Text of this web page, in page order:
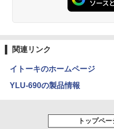
【2026年ア
るーとゅー
セリング 自
見知らぬ糸
￥1,112
] [ 水 ] [ ペッ
] [ 水分補給 ]
￥572
関連リンク
イトーキのホームページ
YLU-690の製品情報
トップペ